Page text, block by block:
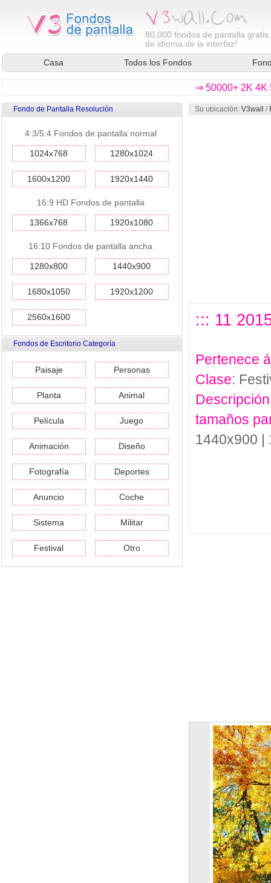
80,000 fondos de pantalla
de idioma de la interfaz!
Casa
Todos los Fondos
⇒ 50000+ 2K 4K
Fondo de Pantalla Resolución
4:3/5:4 Fondos de pantalla normal
1024x768 1280x1024
1600x1200 1920x1440
16:9 HD Fondos de pantalla
1366x768 1920x1080
16:10 Fondos de pantalla ancha
1280x800 1440x900
1680x1050 1920x1200
2560x1600
Fondos de Escritorio Categoría
Paisaje Personas
Planta Animal
Película Juego
Animación Diseño
Fotografía Deportes
Anuncio Coche
Sistema Militar
Festival Otro
Su ubicación: V3wall /
::: 11
Pertenece
Clase:
Descripción
tamaños
1440x900 |